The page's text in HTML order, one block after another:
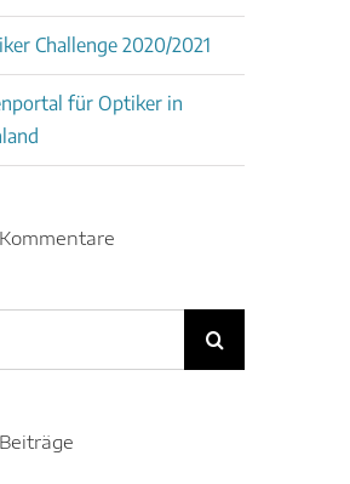
Challenge 2020/2021
für Optiker in